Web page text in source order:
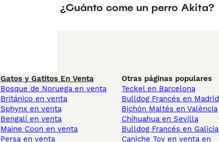
¿Cuánto come un perro Akita?
Gatos y Gatitos En Venta
Bosque de Noruega en venta
Británico en venta
Sphynx en venta
Bengalí en venta
Maine Coon en venta
Persa en venta
Otras páginas populares
Teckel en Barcelona
Bulldog Francés en Madrid
Bichón Maltés en València
Chihuahua en Sevilla
Bulldog Francés en Galicia
Caniche Toy en venta en